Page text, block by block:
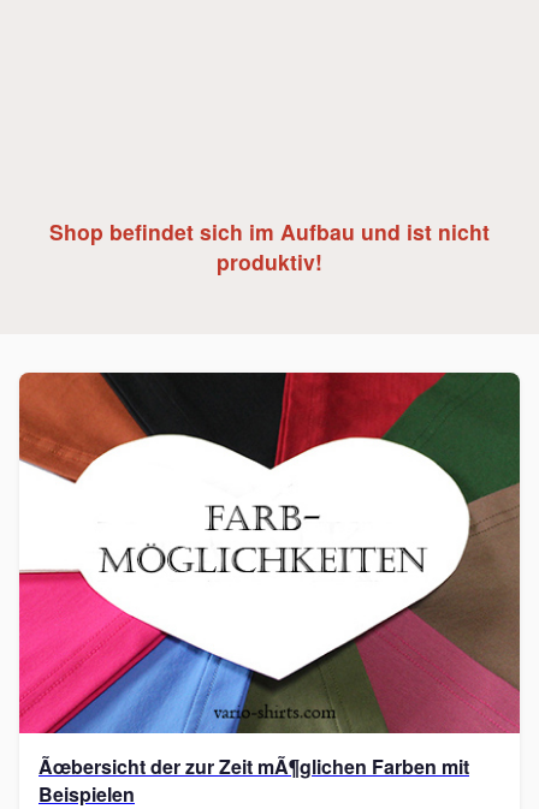
Shop befindet sich im Aufbau und ist nicht
produktiv!
Ãœbersicht der zur Zeit mÃ¶glichen Farben mit
Beispielen